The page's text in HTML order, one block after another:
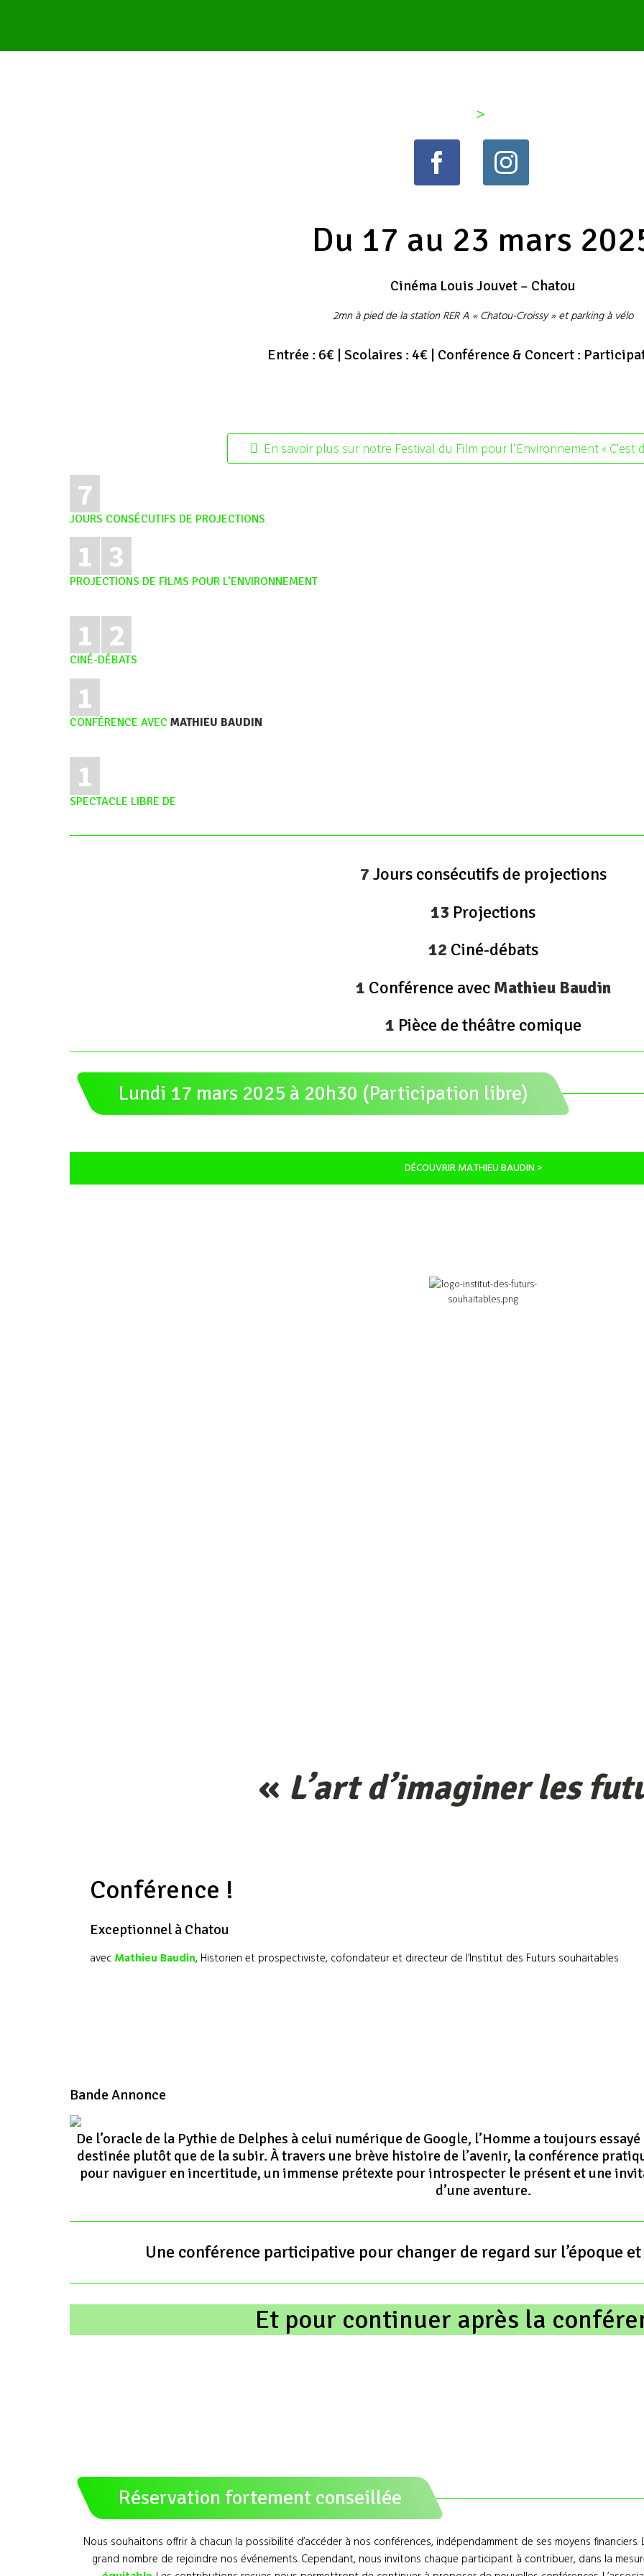
>
Du 17 au 23 mars
Cinéma Louis Jouvet – Chatou
2mn à pied de la station RER A « Chatou-Croissy » et parking à vélo
Entrée : 6€ | Scolaires : 4€ | Conférence & Concert :
En savoir plus sur notre Festival du Film pour l'Environnement « C'est
7
JOURS CONSÉCUTIFS DE PROJECTIONS
1 3
PROJECTIONS DE FILMS POUR L’ENVIRONNEMENT
1 2
CINÉ-DÉBATS
1
CONFÉRENCE AVEC MATHIEU BAUDIN
1
SPECTACLE LIBRE DE
7 Jours consécutifs de projections
13 Projections
12 Ciné-débats
1 Conférence avecMathieu Baudin
1 Pièce de théâtre comique
Lundi 17 mars 2025 à 20h30 (Participation libre)
DÉCOUVRIR MATHIEU BAUDIN >
« L’art d’imaginer les
Conférence !
Exceptionnel à Chatou
avec Mathieu Baudin, Historien et prospectiviste, cofondateur et directeur de l’Institut des Futurs souhaitables
Bande Annonce
De l’oracle de la Pythie de Delphes à celui numérique de Google, l’Homme a toujours
destinée plutôt que de la subir. À travers une brève histoire de l’avenir, la conférence
pour naviguer en incertitude, un immense prétexte pour introspecter le présent et une
d’une aventure.
Une conférence participative pour changer de regard sur l’époque
Et pour continuer après la
Réservation fortement conseillée
Nous souhaitons offrir à chacun la possibilité d’accéder à nos conférences, indépendamment de ses moyens
grand nombre de rejoindre nos événements. Cependant, nous invitons chaque participant à contribuer, dans la